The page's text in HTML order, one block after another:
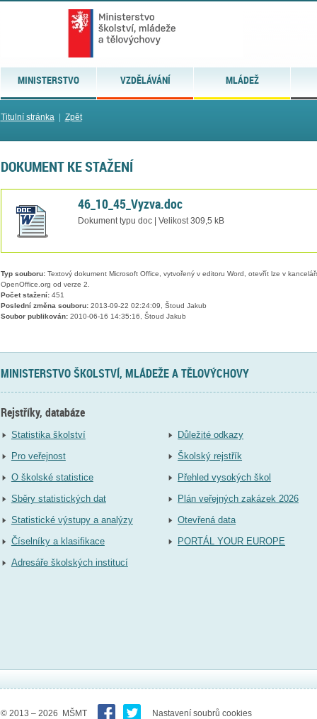
MINISTERSTVO VZDĚLÁVÁNÍ MLÁDEŽ
Titulní stránka| Zpět
DOKUMENT KE STAŽENÍ
46_10_45_Vyzva.doc
Dokument typu doc | Velikost 309,5 kB
Typ souboru:Textový dokument Microsoft Office, vytvořený v editoru Word, otevřít lze v
OpenOffice.org od verze 2.
Počet stažení:451
Poslední změna souboru:2013-09-22 02:24:09, Štoud Jakub
Soubor publikován:2010-06-16 14:35:16, Štoud Jakub
MINISTERSTVO ŠKOLSTVÍ, MLÁDEŽE A TĚLOVÝCHOVY
Rejstříky, databáze
Statistika školství
Pro veřejnost
O školské statistice
Sběry statistických dat
Statistické výstupy a analýzy
Číselníky a klasifikace
Adresáře školských institucí
Důležité odkazy
Školský rejstřík
Přehled vysokých škol
Plán veřejných zakázek 2026
Otevřená data
PORTÁL YOUR EUROPE
© 2013 – 2026 MŠMT Nastavení soubrů cookies